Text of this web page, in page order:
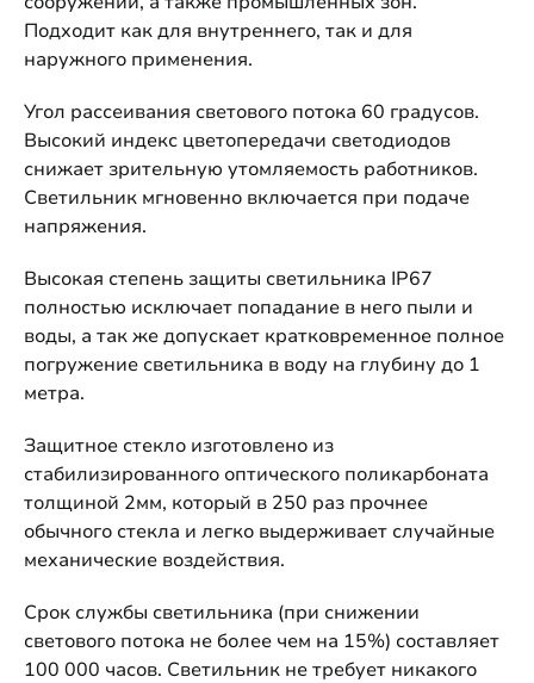
Подходит как для внутреннего, так и для
наружного применения.
Угол рассеивания светового потока 60 градусов.
Высокий индекс цветопередачи светодиодов
снижает зрительную утомляемость работников.
Светильник мгновенно включается при подаче
напряжения.
Высокая степень защиты светильника IP67
полностью исключает попадание в него пыли и
воды, а так же допускает кратковременное полное
погружение светильника в воду на глубину до 1
метра.
Защитное стекло изготовлено из
стабилизированного оптического поликарбоната
толщиной 2мм, который в 250 раз прочнее
обычного стекла и легко выдерживает случайные
механические воздействия.
Срок службы светильника (при снижении
светового потока не более чем на 15%) составляет
100 000 часов. Светильник не требует никакого